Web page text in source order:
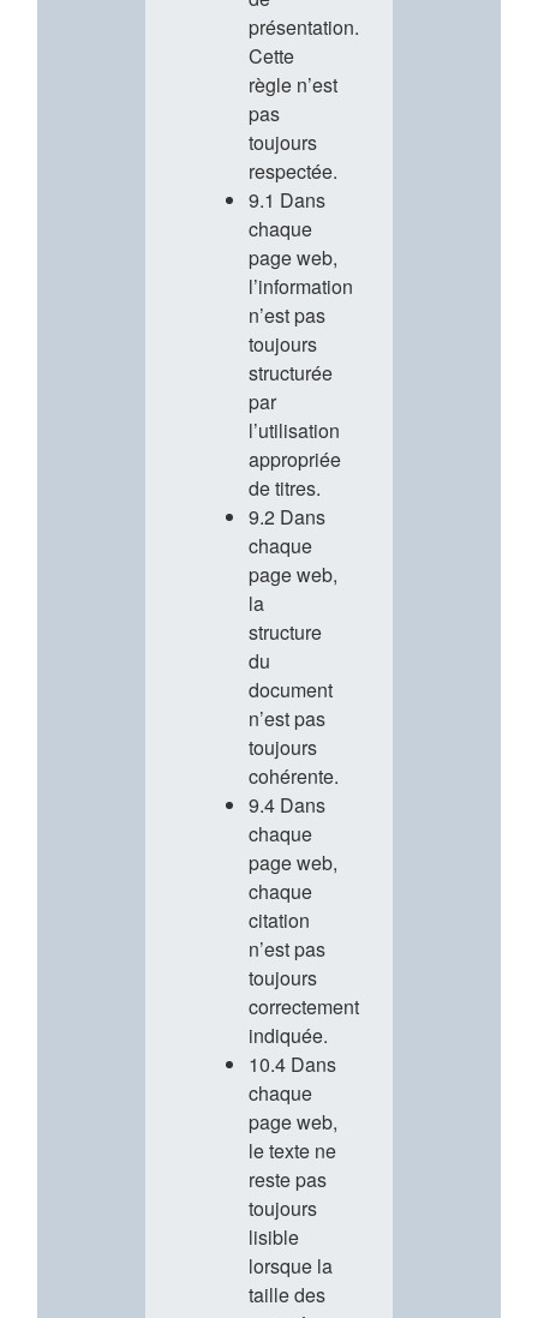
présentation.
Cette
règle n’est
pas
toujours
respectée.
9.1 Dans
chaque
page web,
l’information
n’est pas
toujours
structurée
par
l’utilisation
appropriée
de titres.
9.2 Dans
chaque
page web,
la
structure
du
document
n’est pas
toujours
cohérente.
9.4 Dans
chaque
page web,
chaque
citation
n’est pas
toujours
correctement
indiquée.
10.4 Dans
chaque
page web,
le texte ne
reste pas
toujours
lisible
lorsque la
taille des